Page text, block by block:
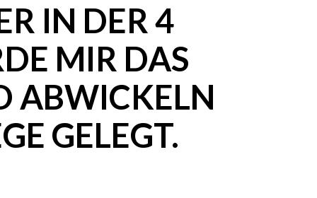
IN DER4
MIR DAS
ABWICKELN
GELEGT.